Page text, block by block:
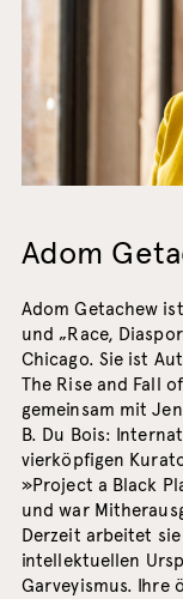
Adom
Adom Getachew
und „Race,
Chicago. Sie ist
The Rise and Fall
gemeinsam mit
B. Du Bois:
vierköpfigen
»Project a Black
und war
Derzeit arbeitet
intellektuellen
Garveyismus. Ihre